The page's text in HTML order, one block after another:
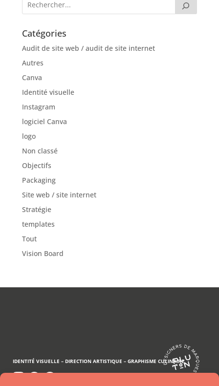
Catégories
Audit de site web / audit de site internet
Autres
Canva
Identité visuelle
Instagram
logiciel Canva
logo
Non classé
Objectifs
Packaging
Site web / site internet
Stratégie
templates
Tout
Vision Board
IDENTITÉ VISUELLE – DIRECTION ARTISTIQUE –GRAPHISME CULINAIRE